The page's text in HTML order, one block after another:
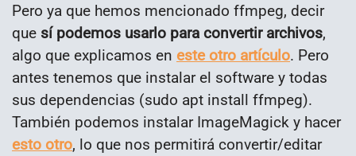
Pero ya que hemos mencionado ffmpeg, decir
que sí podemos usarlo para convertir archivos,
algo que explicamos en este otro artículo. Pero
antes tenemos que instalar el software y todas
sus dependencias (sudo apt install ffmpeg).
También podemos instalar ImageMagick y hacer
esto otro, lo que nos permitirá convertir/editar